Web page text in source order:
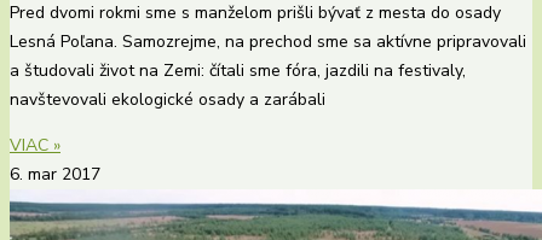
Pred dvomi rokmi sme s manželom prišli bývať z mesta do osady
Lesná Poľana. Samozrejme, na prechod sme sa aktívne pripravovali
a študovali život na Zemi: čítali sme fóra, jazdili na festivaly,
navštevovali ekologické osady a zarábali
VIAC »
6. mar 2017